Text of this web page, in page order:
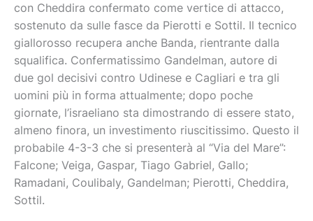
con Cheddira confermato come vertice di attacco,
sostenuto da sulle fasce da Pierotti e Sottil. Il tecnico
giallorosso recupera anche Banda, rientrante dalla
squalifica. Confermatissimo Gandelman, autore di
due gol decisivi contro Udinese e Cagliari e tra gli
uomini più in forma attualmente; dopo poche
giornate, l’israeliano sta dimostrando di essere stato,
almeno finora, un investimento riuscitissimo. Questo il
probabile 4-3-3 che si presenterà al “Via del Mare”:
Falcone; Veiga, Gaspar, Tiago Gabriel, Gallo;
Ramadani, Coulibaly, Gandelman; Pierotti, Cheddira,
Sottil.